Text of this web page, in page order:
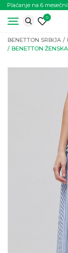
Plaćanje na 6
0
BENETTON SRBIJA
BENETTON